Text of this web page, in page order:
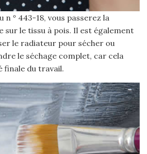
n ° 443-18, vous passerez la
sur le tissu à pois. Il est également
le radiateur pour sécher ou
le séchage complet, car cela
finale du travail.